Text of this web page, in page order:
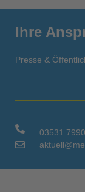
Ihre
Presse &
03531